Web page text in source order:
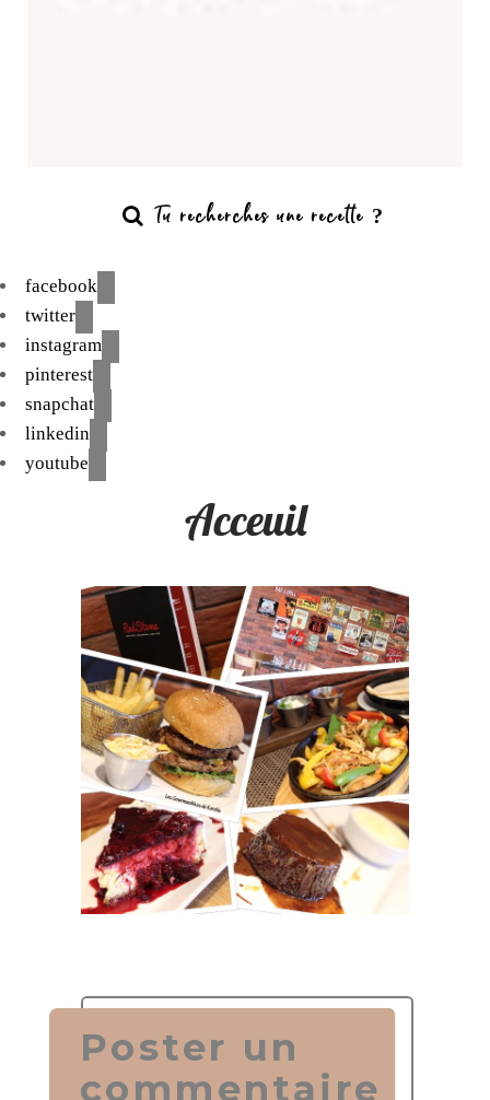
facebook
twitter
instagram
pinterest
snapchat
linkedin
youtube
Acceuil
Poster un
commentaire